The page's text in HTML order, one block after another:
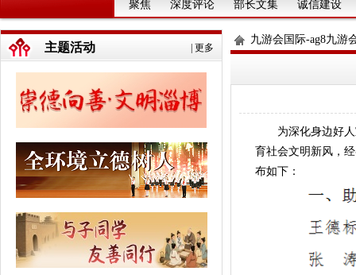
聚焦
深度评论 部长文集 诚信建设
更多
主题活动
九游会国际-ag8九游
为深化身边好
育社会文明新风，
布如下：